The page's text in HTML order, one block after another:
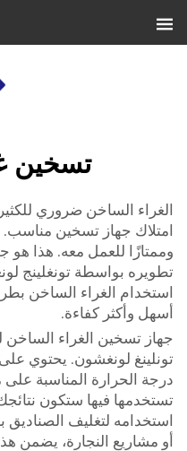
تسخين
الغراء الساخن ضروري
امتلاك جهاز تسخين مناسب.
وممتازًا للعمل معه. هذا
تطويره بواسطة تونغلينج
استخدام الغراء الساخن
أسهل وأكثر كفاءة.
جهاز تسخين الغراء
تونلينغ لونغشون. يحتوي
تستخدمها فيها ستكون
استخدامه لتغليف الصناديق
أو مشاريع النجارة، يضمن